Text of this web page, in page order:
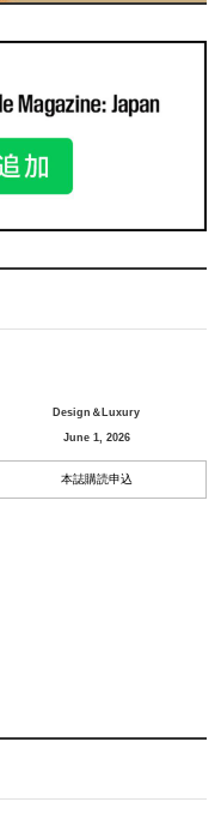
Design＆Luxury
June 1, 2026
本誌購読申込